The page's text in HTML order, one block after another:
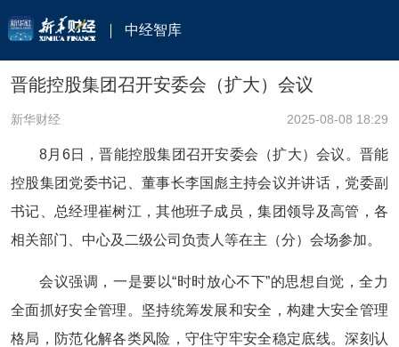
中经智库
晋能控股集团召开安委会（扩大）会议
新华财经 2025-08-08 18:29
8月6日，晋能控股集团召开安委会（扩大）会议。晋能
控股集团党委书记、董事长李国彪主持会议并讲话，党委副
书记、总经理崔树江，其他班子成员，集团领导及高管，各
相关部门、中心及二级公司负责人等在主（分）会场参加。
会议强调，一是要以“时时放心不下”的思想自觉，全力
全面抓好安全管理。坚持统筹发展和安全，构建大安全管理
格局，防范化解各类风险，守住守牢安全稳定底线。深刻认